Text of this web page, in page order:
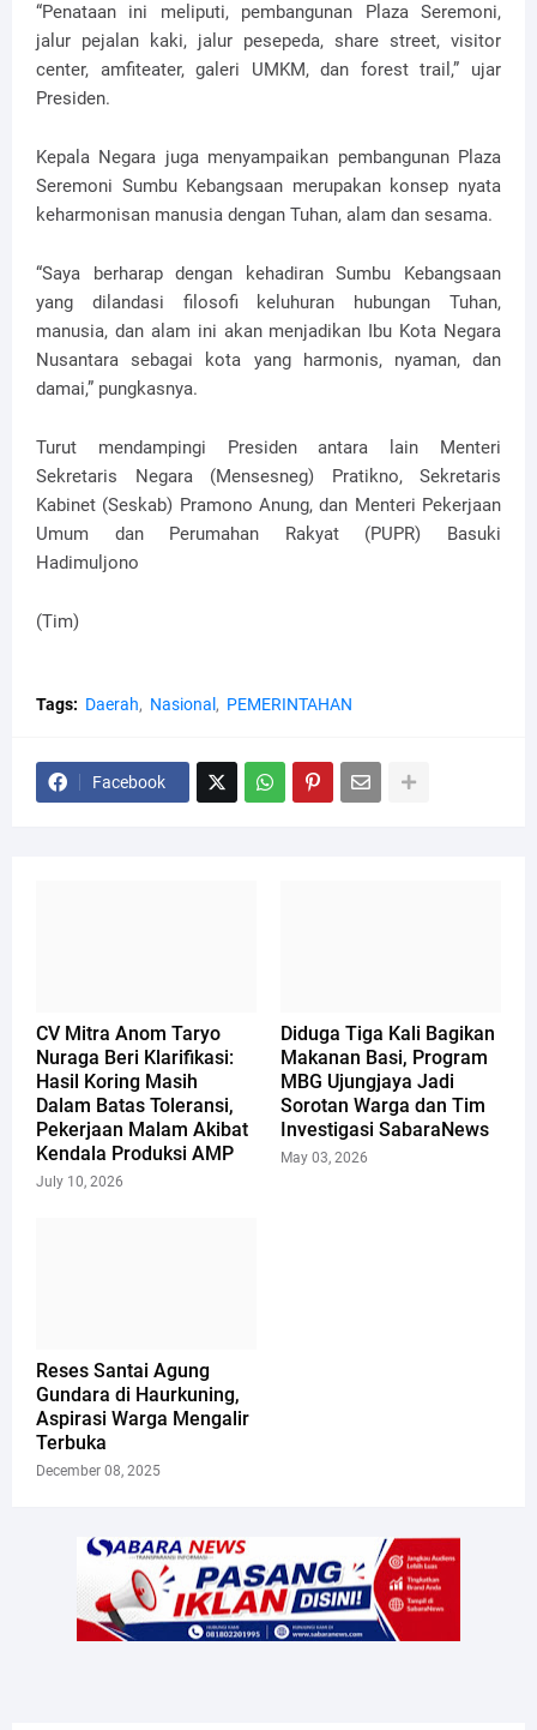
“Penataan ini meliputi, pembangunan Plaza Seremoni,
jalur pejalan kaki, jalur pesepeda, share street, visitor
center, amfiteater, galeri UMKM, dan forest trail,” ujar
Presiden.
Kepala Negara juga menyampaikan pembangunan Plaza
Seremoni Sumbu Kebangsaan merupakan konsep nyata
keharmonisan manusia dengan Tuhan, alam dan sesama.
“Saya berharap dengan kehadiran Sumbu Kebangsaan
yang dilandasi filosofi keluhuran hubungan Tuhan,
manusia, dan alam ini akan menjadikan Ibu Kota Negara
Nusantara sebagai kota yang harmonis, nyaman, dan
damai,” pungkasnya.
Turut mendampingi Presiden antara lain Menteri
Sekretaris Negara (Mensesneg) Pratikno, Sekretaris
Kabinet (Seskab) Pramono Anung, dan Menteri Pekerjaan
Umum dan Perumahan Rakyat (PUPR) Basuki
Hadimuljono
(Tim)
Tags: Daerah Nasional PEMERINTAHAN
Facebook
CV Mitra Anom Taryo
Nuraga Beri Klarifikasi:
Hasil Koring Masih
Dalam Batas Toleransi,
Pekerjaan Malam Akibat
Kendala Produksi AMP
July 10, 2026
Diduga Tiga Kali Bagikan
Makanan Basi, Program
MBG Ujungjaya Jadi
Sorotan Warga dan Tim
Investigasi SabaraNews
May 03, 2026
Reses Santai Agung
Gundara di Haurkuning,
Aspirasi Warga Mengalir
Terbuka
December 08, 2025